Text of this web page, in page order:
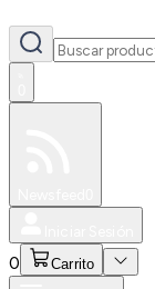
0 Carrito